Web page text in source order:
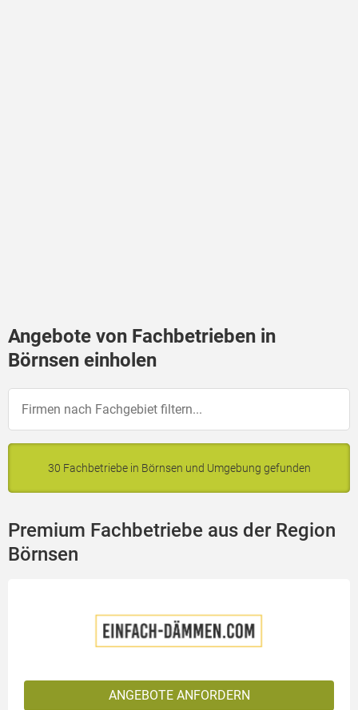
Angebote von Fachbetrieben in
Börnsen einholen
30 Fachbetriebe in Börnsen und Umgebung gefunden
Premium Fachbetriebe aus der Region
Börnsen
ANGEBOTE ANFORDERN